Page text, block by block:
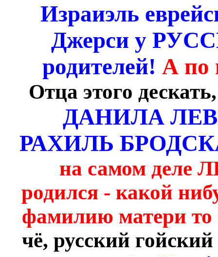
Израиэль
Джерси у
родителей! А по
Отца этого
ДАНИЛА
РАХИЛЬ
на самом деле
родился - какой
фамилию матери
чё, русский